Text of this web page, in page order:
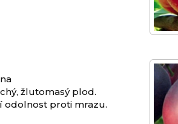
žlutomasý plod.
odolnost proti mrazu.